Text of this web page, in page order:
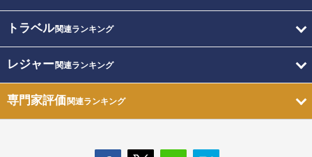
トラベル関連ランキング
レジャー関連ランキング
専門家評価関連ランキング